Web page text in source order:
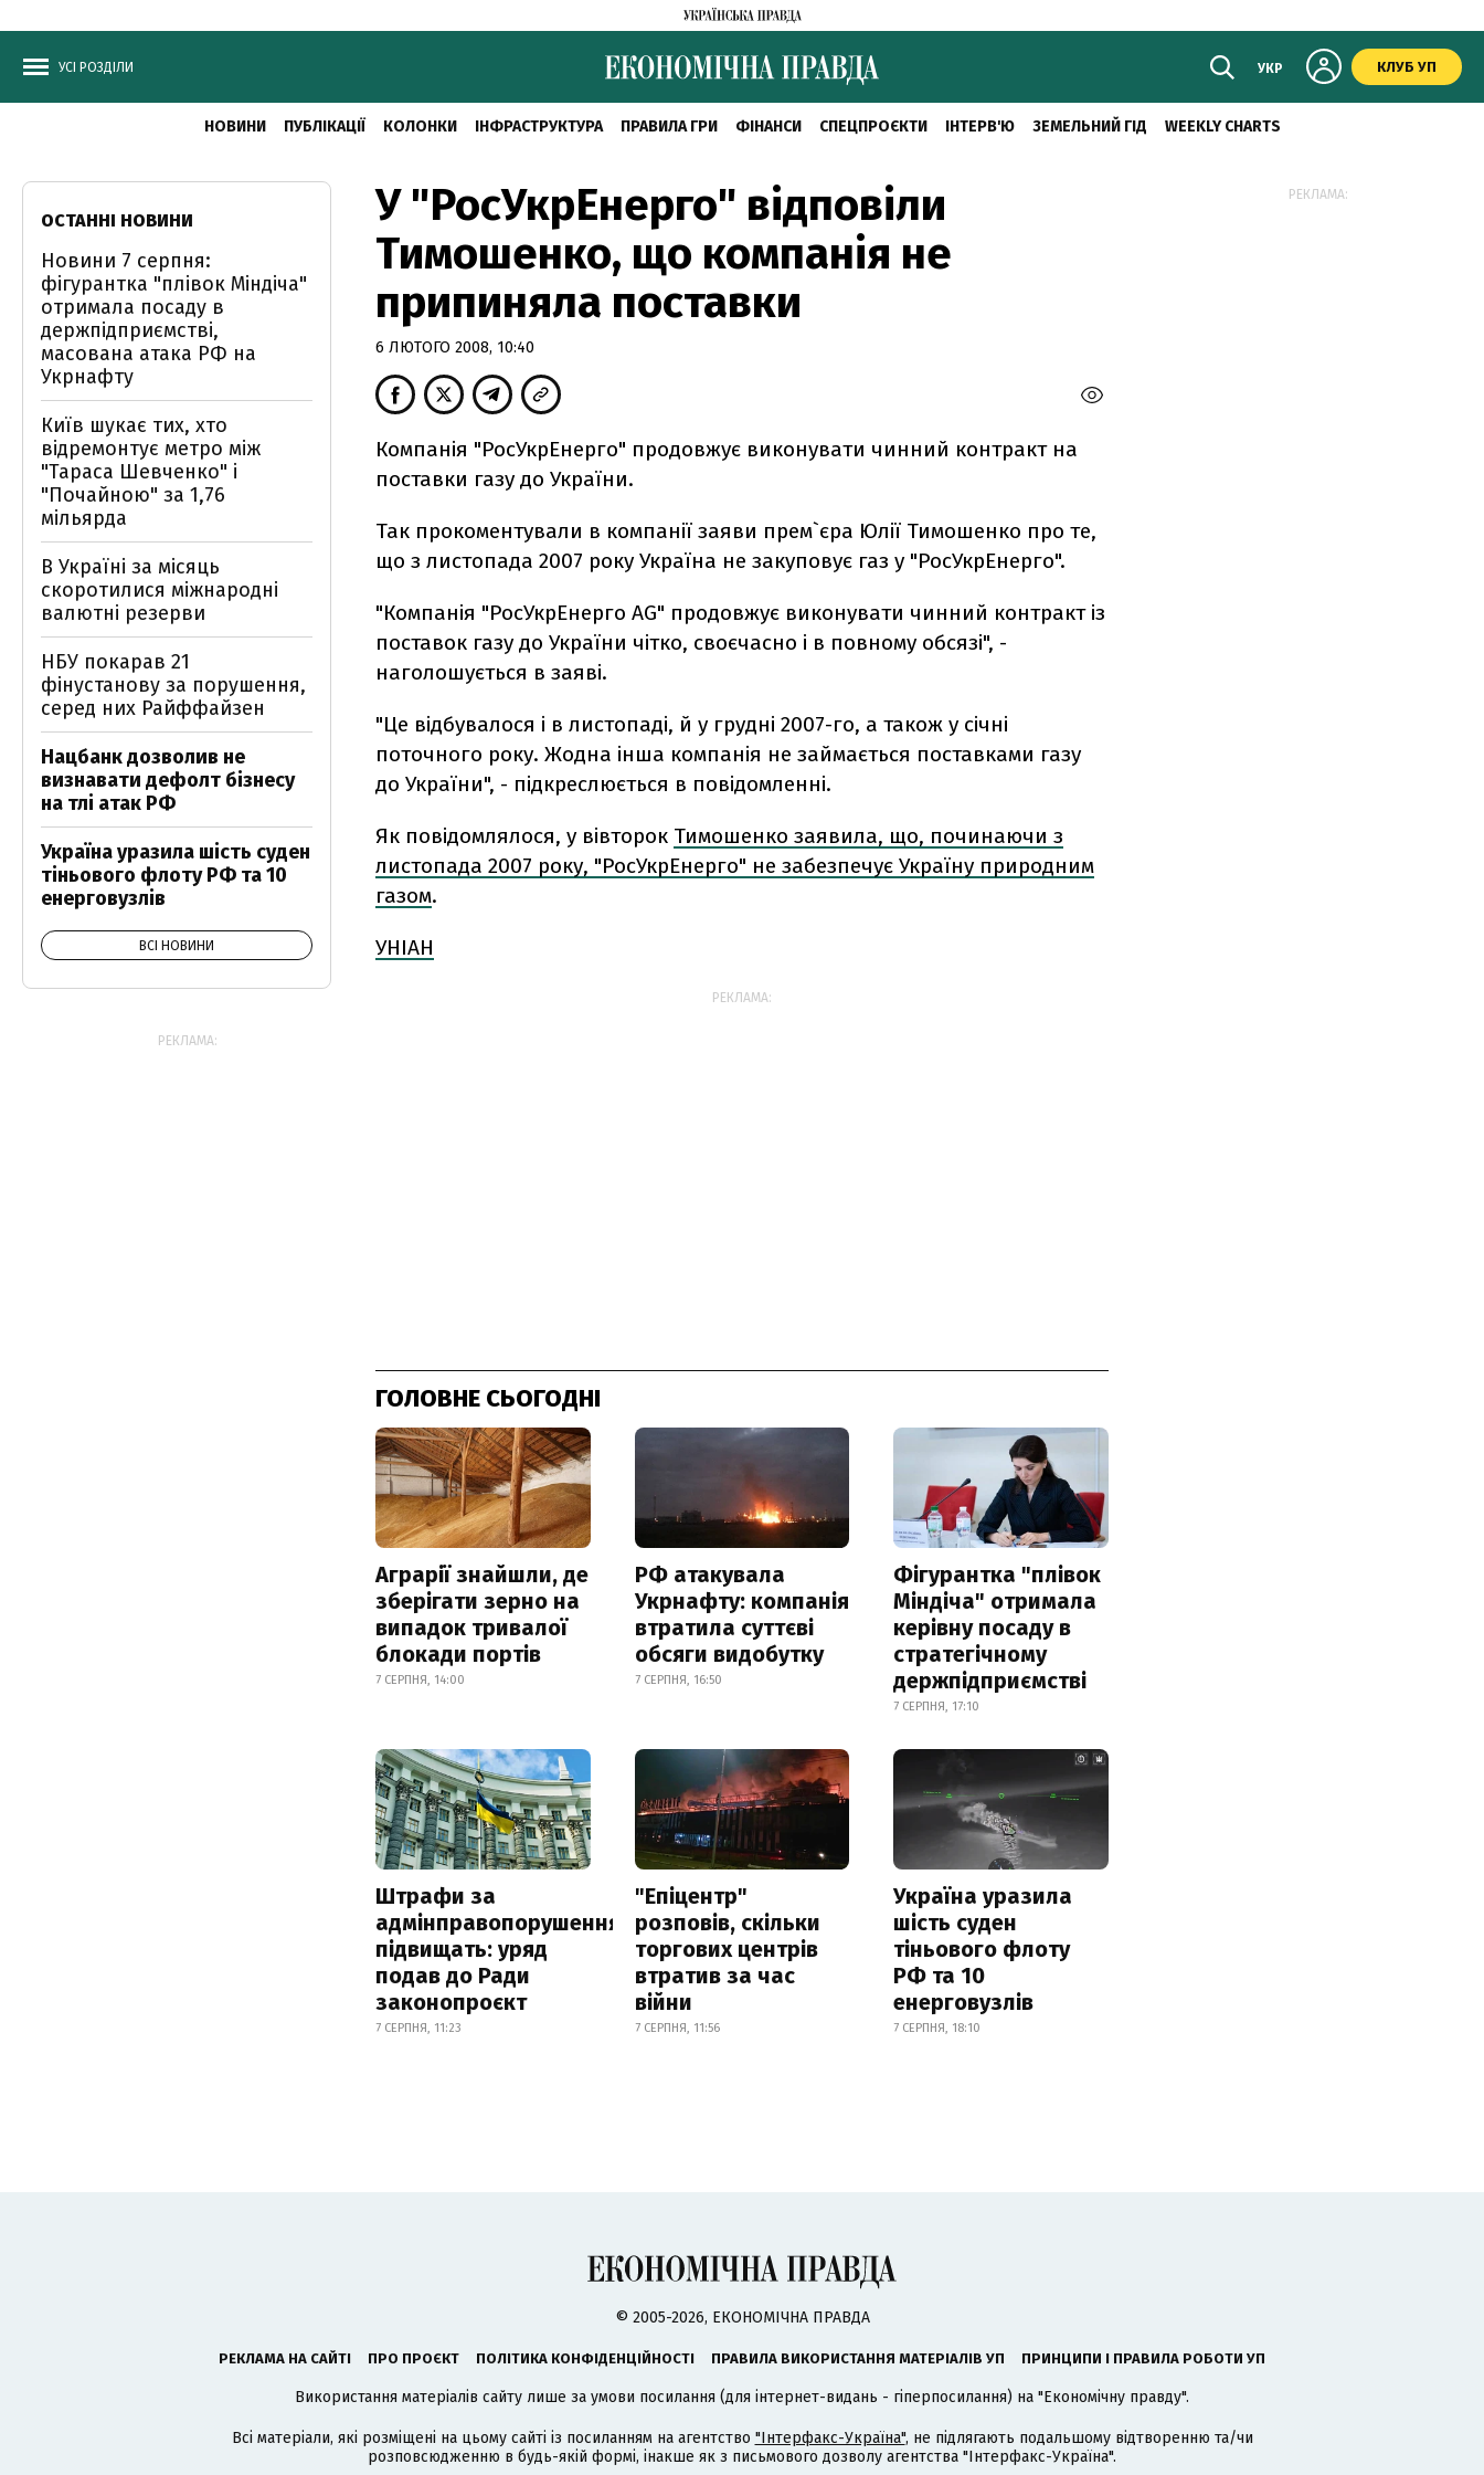
УСІ РОЗДІЛИ УКР КЛУБ УП
НОВИНИ ПУБЛІКАЦІЇ КОЛОНКИ ІНФРАСТРУКТУРА ПРАВИЛА ГРИ ФІНАНСИ СПЕЦПРОЄКТИ ІНТЕРВ'Ю ЗЕМЕЛЬНИЙ ГІД WEEKLY CHARTS
У "РосУкрЕнерго" відповіли
Тимошенко, що компанія не
припиняла поставки
6 ЛЮТОГО 2008, 10:40
Компанія "РосУкрЕнерго" продовжує виконувати чинний контракт на
поставки газу до України.
Так прокоментували в компанії заяви прем`єра Юлії Тимошенко про те,
що з листопада 2007 року Україна не закуповує газ у "РосУкрЕнерго".
"Компанія "РосУкрЕнерго AG" продовжує виконувати чинний контракт із
поставок газу до України чітко, своєчасно і в повному обсязі", -
наголошується в заяві.
"Це відбувалося і в листопаді, й у грудні 2007-го, а також у січні
поточного року. Жодна інша компанія не займається поставками газу
до України", - підкреслюється в повідомленні.
Як повідомлялося, у вівторок Тимошенко заявила, що, починаючи з
листопада 2007 року, "РосУкрЕнерго" не забезпечує Україну природним
газом.
УНІАН
РЕКЛАМА:
ГОЛОВНЕ СЬОГОДНІ
Аграрії знайшли, де
зберігати зерно на
випадок тривалої
блокади портів
7 СЕРПНЯ, 14:00
РФ атакувала
Укрнафту: компанія
втратила суттєві
обсяги видобутку
7 СЕРПНЯ, 16:50
Фігурантка "плівок
Міндіча" отримала
керівну посаду в
стратегічному
держпідприємстві
7 СЕРПНЯ, 17:10
Штрафи за
адмінправопорушення
підвищать: уряд
подав до Ради
законопроєкт
7 СЕРПНЯ, 11:23
"Епіцентр"
розповів, скільки
торгових центрів
втратив за час
війни
7 СЕРПНЯ, 11:56
Україна уразила
шість суден
тіньового флоту
РФ та 10
енерговузлів
7 СЕРПНЯ, 18:10
ОСТАННІ НОВИНИ
Новини 7 серпня:
фігурантка "плівок Міндіча"
отримала посаду в
держпідприємстві,
масована атака РФ на
Укрнафту
Київ шукає тих, хто
відремонтує метро між
"Тараса Шевченко" і
"Почайною" за 1,76
мільярда
В Україні за місяць
скоротилися міжнародні
валютні резерви
НБУ покарав 21
фінустанову за порушення,
серед них Райффайзен
Нацбанк дозволив не
визнавати дефолт бізнесу
на тлі атак РФ
Україна уразила шість суден
тіньового флоту РФ та 10
енерговузлів
ВСІ НОВИНИ
РЕКЛАМА:
РЕКЛАМА:
© 2005-2026, ЕКОНОМІЧНА ПРАВДА
РЕКЛАМА НА САЙТІ ПРО ПРОЄКТ ПОЛІТИКА КОНФІДЕНЦІЙНОСТІ ПРАВИЛА ВИКОРИСТАННЯ МАТЕРІАЛІВ УП ПРИНЦИПИ І ПРАВИЛА РОБОТИ УП
Використання матеріалів сайту лише за умови посилання (для інтернет-видань - гіперпосилання) на "Економічну правду".
Всі матеріали, які розміщені на цьому сайті із посиланням на агентство "Інтерфакс-Україна", не підлягають подальшому відтворенню та/чи
розповсюдженню в будь-якій формі, інакше як з письмового дозволу агентства "Інтерфакс-Україна".